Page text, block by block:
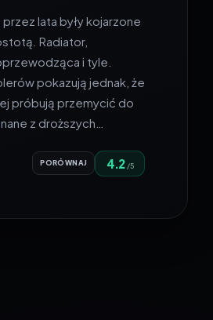
lata były kojarzone
Radiator,
i tyle.
pokazują jednak, że
próbują przemycić do
z droższych…
PORÓWNAJ 4.2 /5